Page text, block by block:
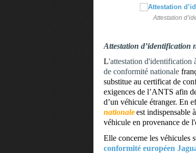
Attestation
Attestation d’identification
L'attestation d'identification
de conformité nationale
substitue au certificat de
exigences de l’ANTS afin
d’un véhicule étranger. En
nationaleest indispensable
véhicule en provenance de
Elle concerne les véhicules
conformité européen